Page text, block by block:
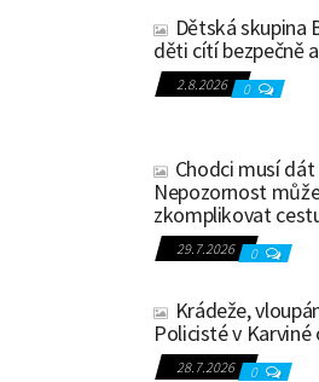
Dětská skupina
děti cítí bezpečně
2.8.2026 0
Chodci musí
Nepozornost
zkomplikovat
29.7.2026 0
Krádeže,
Policisté v
28.7.2026 0